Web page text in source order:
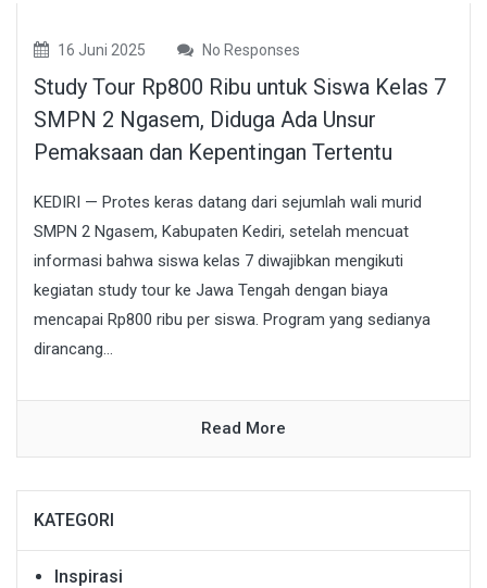
16 Juni 2025 No Responses
Study Tour Rp800 Ribu untuk Siswa Kelas 7
SMPN 2 Ngasem, Diduga Ada Unsur
Pemaksaan dan Kepentingan Tertentu
KEDIRI — Protes keras datang dari sejumlah wali murid
SMPN 2 Ngasem, Kabupaten Kediri, setelah mencuat
informasi bahwa siswa kelas 7 diwajibkan mengikuti
kegiatan study tour ke Jawa Tengah dengan biaya
mencapai Rp800 ribu per siswa. Program yang sedianya
dirancang...
Read More
KATEGORI
Inspirasi